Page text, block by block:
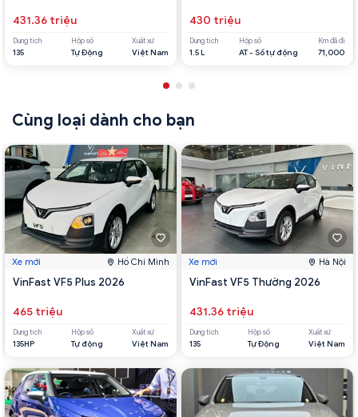
431.36 triệu
Dung tích
135
Hộp số
Tự Động
Xuất xứ
Việt Nam
430 triệu
Dung tích
1.5 L
Hộp số
AT - Số tự động
Km đã đi
71,000
Cùng loại dành cho bạn
Xe mới Hồ Chí Minh
VinFast VF5 Plus 2026
465 triệu
Dung tích
135HP
Hộp số
Tự động
Xuất xứ
Việt Nam
Xe mới Hà Nội
VinFast VF5 Thường 2026
431.36 triệu
Dung tích
135
Hộp số
Tự Động
Xuất xứ
Việt Nam